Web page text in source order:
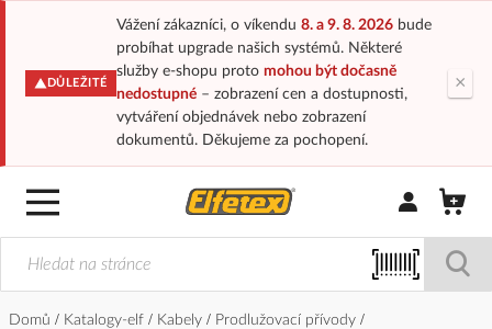
DŮLEŽITÉ
Vážení zákazníci, o víkendu 8. a 9. 8. 2026bude
probíhat upgrade našich systémů. Některé
služby e-shopu proto mohou být dočasně
nedostupné– zobrazení cen a dostupnosti,
vytváření objednávek nebo zobrazení
dokumentů. Děkujeme za pochopení.
×
Přihlásit/
Domů Katalogy-elf Kabely
Prodlužovací přívody